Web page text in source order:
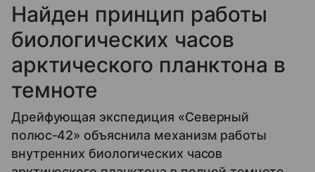
Найден принцип работы
биологических часов
арктического планктона в
темноте
Дрейфующая экспедиция «Северный
полюс-42» объяснила механизм работы
внутренних биологических часов